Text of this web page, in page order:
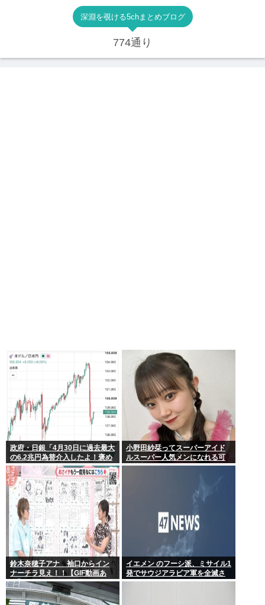
深淵を覗ける5chまとめブログ
774通り
政府・日銀「4月30日に過去最大
の6.2兆円為替介入したよ！褒め
てよ！」
小野田紗栞ってスーパーアイド
ルスーパー人気メンになれる可
能性あったよな？
鈴木奈穂子アナ 袖口からイン
ナーチラ見え！！【GIF動画あ
り】
イエメン のフーシ派、ミサイル1
発でサウジアラビア軍を全滅さ
せてしまうww